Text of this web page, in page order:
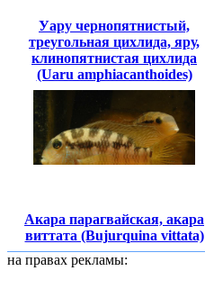
Уару чернопятнистый,
треугольная цихлида, яру,
клинопятнистая цихлида
(Uaru amphiacanthoides)
Акара парагвайская, акара
виттата (Bujurquina vittata)
на правах рекламы: